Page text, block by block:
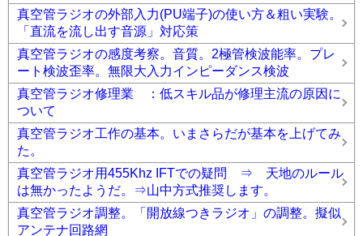
真空管ラジオの外部入力(PU端子)の使い方＆粗い実験。
「直流を流し出す音源」対応策
真空管ラジオの感度考察。音質。2極管検波能率。プレ
ート検波歪率。無限大入力インピーダンス検波
真空管ラジオ修理業 ：低スキル品が修理主流の原因に
ついて
真空管ラジオ工作の基本。いまさらだが基本を上げてみ
た。
真空管ラジオ用455Khz IFTでの疑問 ⇒ 天地のルール
は無かったようだ。⇒山中方式推奨します。
真空管ラジオ調整。「開放線つきラジオ」の調整。擬似
アンテナ回路網